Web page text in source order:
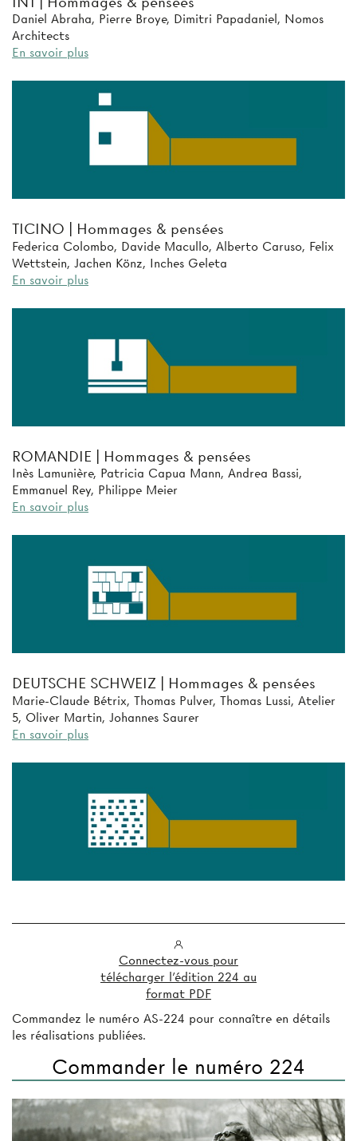
Daniel Abraha, Pierre Broye, Dimitri Papadaniel, Nomos
Architects
En savoir plus
TICINO | Hommages & pensées
Federica Colombo, Davide Macullo, Alberto Caruso, Felix
Wettstein, Jachen Könz, Inches Geleta
En savoir plus
ROMANDIE | Hommages & pensées
Inès Lamunière, Patricia Capua Mann, Andrea Bassi,
Emmanuel Rey, Philippe Meier
En savoir plus
DEUTSCHE SCHWEIZ | Hommages & pensées
Marie-Claude Bétrix, Thomas Pulver, Thomas Lussi, Atelier
5, Oliver Martin, Johannes Saurer
En savoir plus
Connectez-vous pour
télécharger l'édition 224 au
format PDF
Commandez le numéro AS-224 pour connaître en détails
les réalisations publiées.
Commander le numéro 224